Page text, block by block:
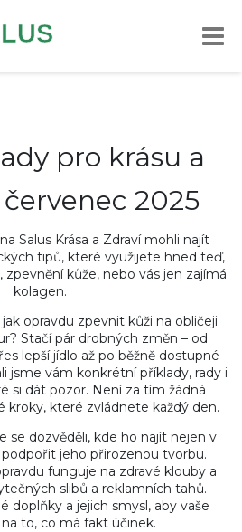
pro krásu a
2025
Salus Krása a Zdraví mohli najít
tipů, které využijete hned teď,
kůže, nebo vás jen zajímá
kolagen.
opravdu zpevnit kůži na obličeji
Stačí pár drobných změn – od
lepší jídlo až po běžně dostupné
jsme vám konkrétní příklady, rady i
si dát pozor. Není za tím žádná
kroky, které zvládnete každý den.
se dozvěděli, kde ho najít nejen v
podpořit jeho přirozenou tvorbu.
funguje na zdravé klouby a
slibů a reklamních tahů.
doplňky a jejich smysl, aby vaše
to, co má fakt účinek.